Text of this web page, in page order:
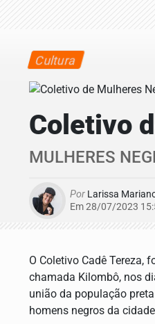
Cultura
Coletivo
MULHERES
Por Larissa
Em 28/07/2023
O Coletivo Cadê Tereza,
chamada Kilombô, nos
união da população
homens negros da